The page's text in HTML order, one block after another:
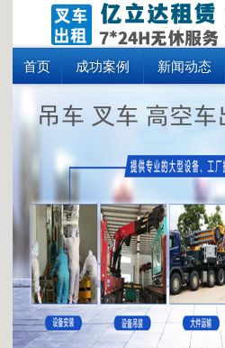
首页 成功案例 新闻动态